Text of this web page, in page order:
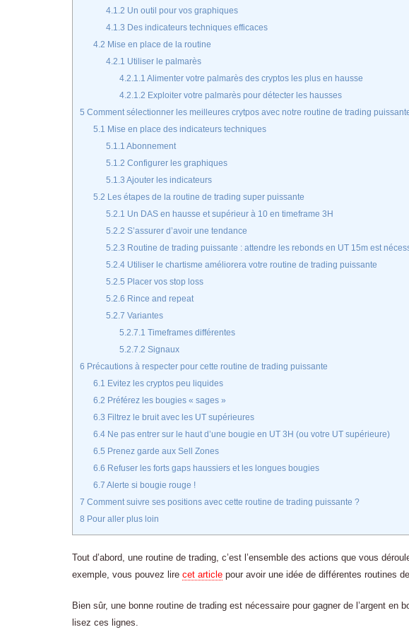
4.1.2 Un outil pour vos graphiques
4.1.3 Des indicateurs techniques efficaces
4.2 Mise en place de la routine
4.2.1 Utiliser le palmarès
4.2.1.1 Alimenter votre palmarès des cryptos les plus en hausse
4.2.1.2 Exploiter votre palmarès pour détecter les hausses
5 Comment sélectionner les meilleures crytpos avec notre routine de trading
5.1 Mise en place des indicateurs techniques
5.1.1 Abonnement
5.1.2 Configurer les graphiques
5.1.3 Ajouter les indicateurs
5.2 Les étapes de la routine de trading super puissante
5.2.1 Un DAS en hausse et supérieur à 10 en timeframe 3H
5.2.2 S’assurer d’avoir une tendance
5.2.3 Routine de trading puissante : attendre les rebonds en UT 15m est
5.2.4 Utiliser le chartisme améliorera votre routine de trading puissante
5.2.5 Placer vos stop loss
5.2.6 Rince and repeat
5.2.7 Variantes
5.2.7.1 Timeframes différentes
5.2.7.2 Signaux
6 Précautions à respecter pour cette routine de trading puissante
6.1 Evitez les cryptos peu liquides
6.2 Préférez les bougies « sages »
6.3 Filtrez le bruit avec les UT supérieures
6.4Ne pas entrer sur le haut d’une bougie en UT 3H (ou votre UT supérieure)
6.5 Prenez garde aux Sell Zones
6.6 Refuser les forts gaps haussiers et les longues bougies
6.7 Alerte si bougie rouge !
7 Comment suivre ses positions avec cette routine de trading puissante ?
8 Pour aller plus loin
Tout d’abord, une routine de trading, c’est l’ensemble des actions que vous
exemple, vous pouvez lire cet article pour avoir une idée de différentes routines
Bien sûr, une bonne routine de trading est nécessaire pour gagner de l’argent en
lisez ces lignes.